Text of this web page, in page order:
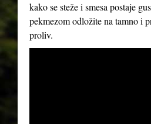
kako se steže i smesa postaje
pekmezom odložite na tamno i
proliv.